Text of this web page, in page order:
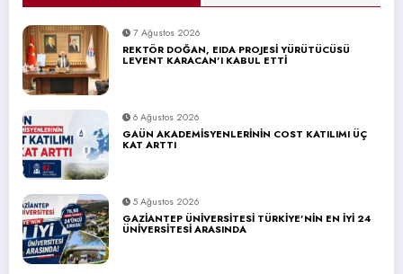
7 Ağustos 2026
REKTÖR DOĞAN, EIDA PROJESİ YÜRÜTÜCÜSÜ
LEVENT KARACAN’I KABUL ETTİ
6 Ağustos 2026
GAÜN AKADEMİSYENLERİNİN COST KATILIMI ÜÇ
KAT ARTTI
5 Ağustos 2026
GAZİANTEP ÜNİVERSİTESİ TÜRKİYE’NİN EN İYİ 24
ÜNİVERSİTESİ ARASINDA